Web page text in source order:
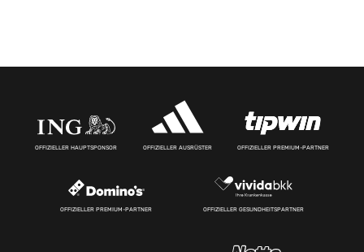
OFFIZIELLER HAUPTSPONSOR OFFIZIELLER AUSRÜSTER OFFIZIELLER PREMIUM-PARTNER
OFFIZIELLER PREMIUM-PARTNER OFFIZIELLER GESUNDHEITSPARTNER